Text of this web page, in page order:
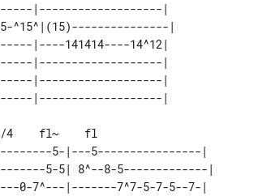
|-------------------|
^15^|(15)---------------|
|----141414----14^12|
|-------------------|
|-------------------|
5-|---5----------------|
5-5| 8^--8-5-------------|
0-7^---|-------7^7-5-7-5--7-|